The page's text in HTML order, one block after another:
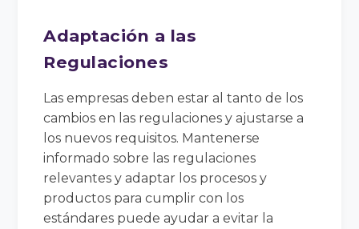
Adaptación a las
Regulaciones
Las empresas deben estar al tanto de los
cambios en las regulaciones y ajustarse a
los nuevos requisitos. Mantenerse
informado sobre las regulaciones
relevantes y adaptar los procesos y
productos para cumplir con los
estándares puede ayudar a evitar la